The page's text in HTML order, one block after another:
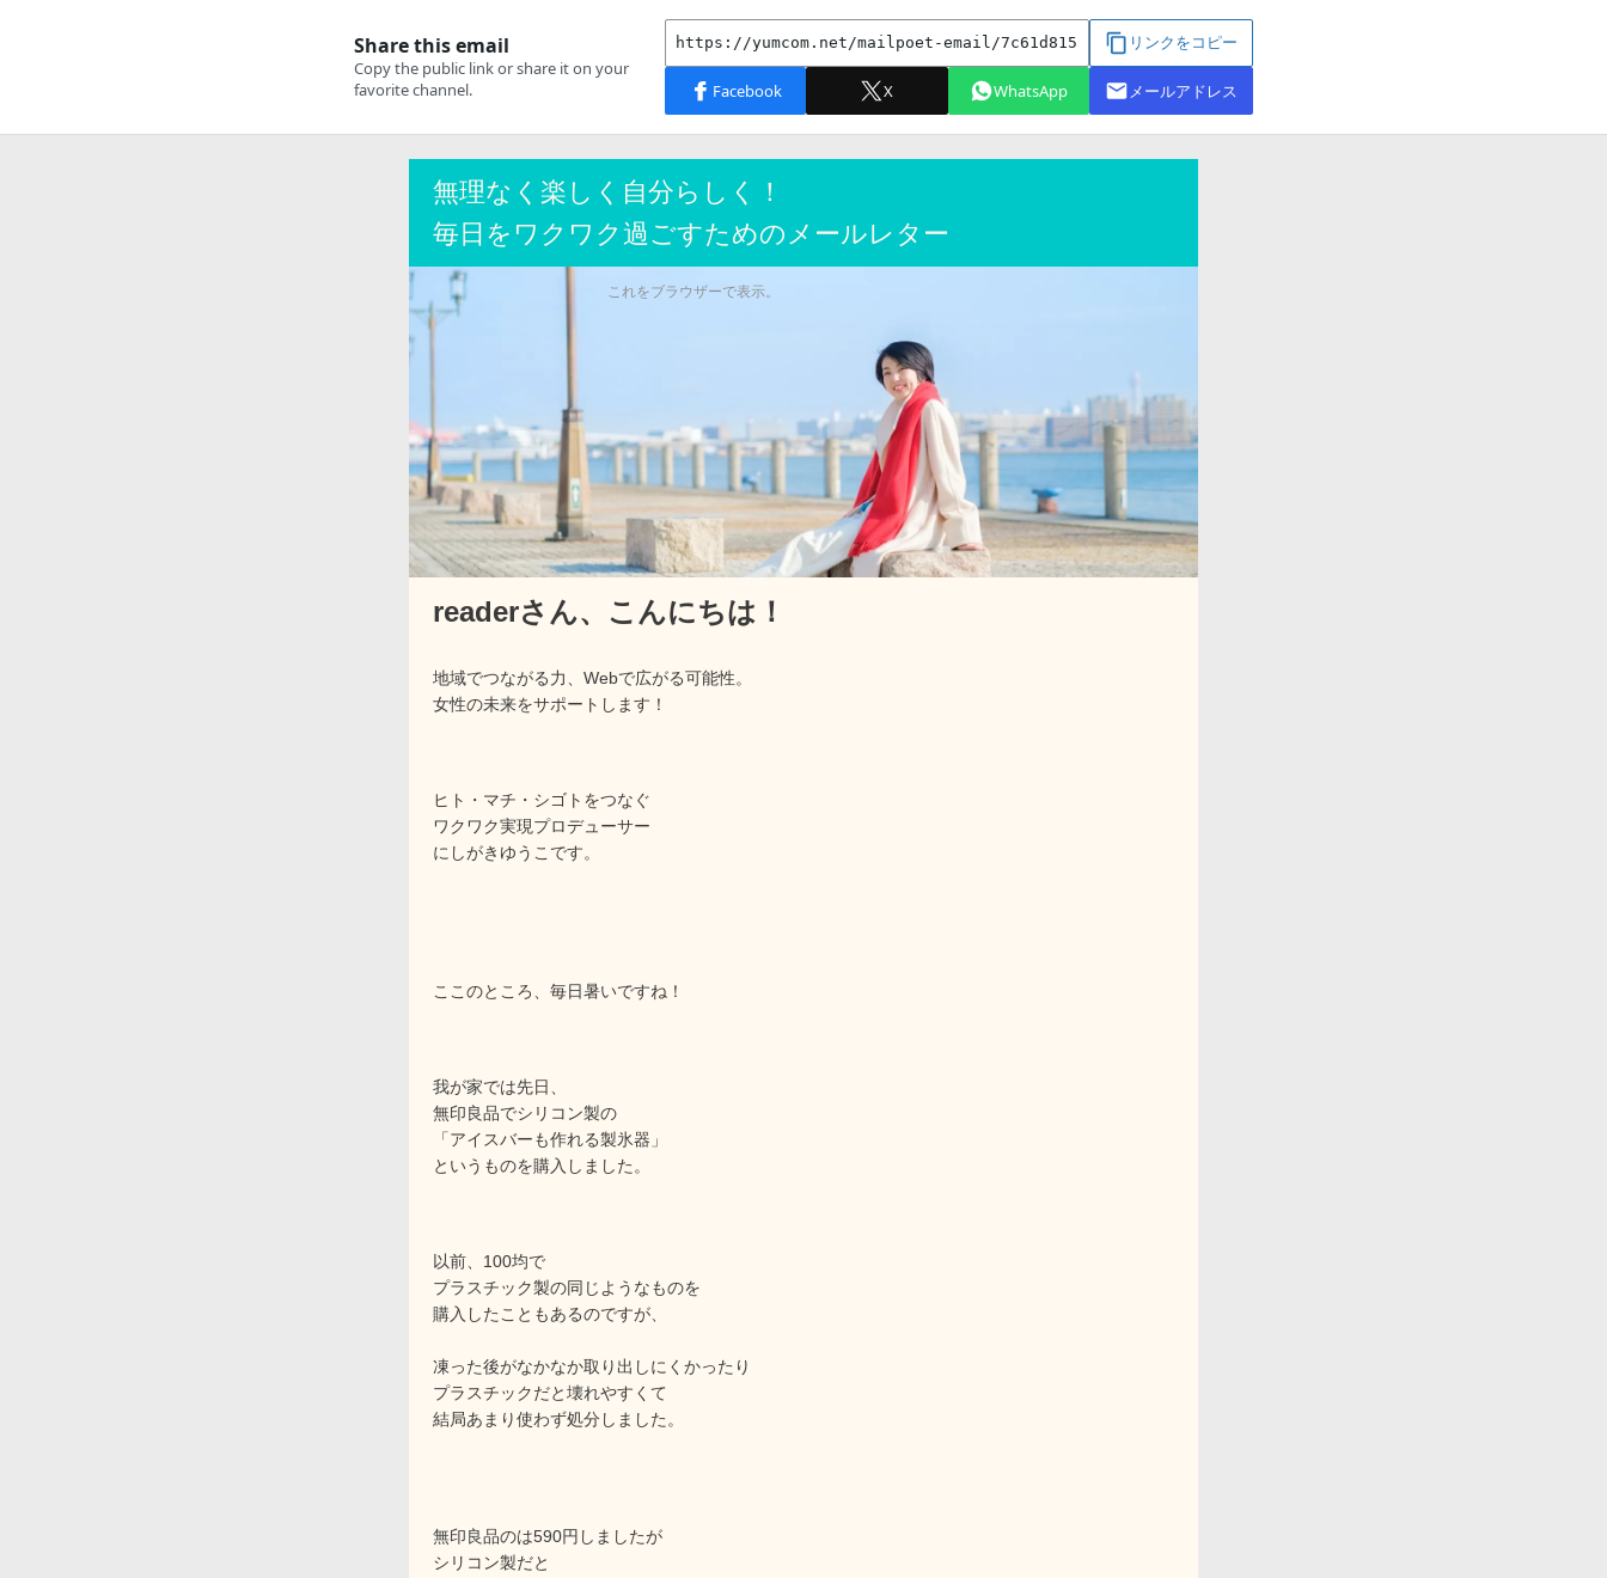
無理なく楽しく自分らしく！
毎日をワクワク過ごすためのメールレター
これをブラウザーで表示。
readerさん、 こんにちは！
地域でつながる力、Webで広がる可能性。
女性の未来をサポートします！
ヒト・マチ・シゴトをつなぐ
ワクワク実現プロデューサー
にしがきゆうこです。
ここのところ、毎日暑いですね！
我が家では先日、
無印良品でシリコン製の
「アイスバーも作れる製氷器」
というものを購入しました。
以前、100均で
プラスチック製の同じようなものを
購入したこともあるのですが、
凍った後がなかなか取り出しにくかったり
プラスチックだと壊れやすくて
結局あまり使わず処分しました。
無印良品のは590円しましたが
シリコン製だと